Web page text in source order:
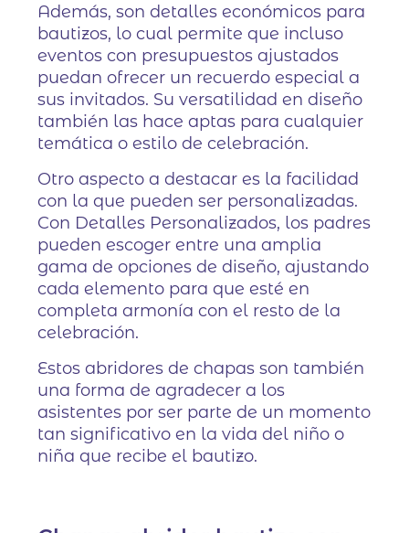
Además, son detalles económicos para
bautizos, lo cual permite que incluso
eventos con presupuestos ajustados
puedan ofrecer un recuerdo especial a
sus invitados. Su versatilidad en diseño
también las hace aptas para cualquier
temática o estilo de celebración.
Otro aspecto a destacar es la facilidad
con la que pueden ser personalizadas.
Con Detalles Personalizados, los padres
pueden escoger entre una amplia
gama de opciones de diseño, ajustando
cada elemento para que esté en
completa armonía con el resto de la
celebración.
Estos abridores de chapas son también
una forma de agradecer a los
asistentes por ser parte de un momento
tan significativo en la vida del niño o
niña que recibe el bautizo.